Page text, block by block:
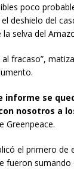
poco
deshielo del
selva del
fracaso”,
informe se
nosotros a
Greenpeace.
el primero de
fueron sumando